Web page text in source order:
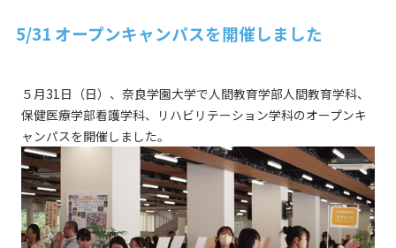
5/31 オープンキャンパスを開催しました
５月31日（日）、奈良学園大学で人間教育学部人間教育学科、
保健医療学部看護学科、リハビリテーション学科のオープンキ
ャンパスを開催しました。